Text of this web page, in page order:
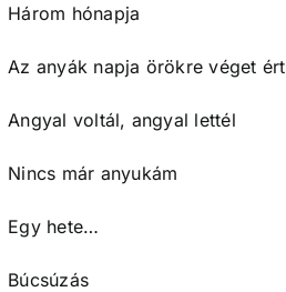
Három hónapja
Az anyák napja örökre véget ért
Angyal voltál, angyal lettél
Nincs már anyukám
Egy hete…
Búcsúzás